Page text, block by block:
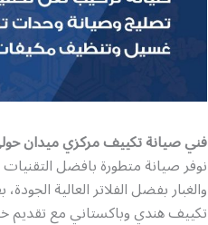
فني صيانة تكييف مركزي ميدان
نوفر صيانة متطورة بافضل
والغبار بفضل الفلاتر العالية
تكييف هندي وباكستاني مع